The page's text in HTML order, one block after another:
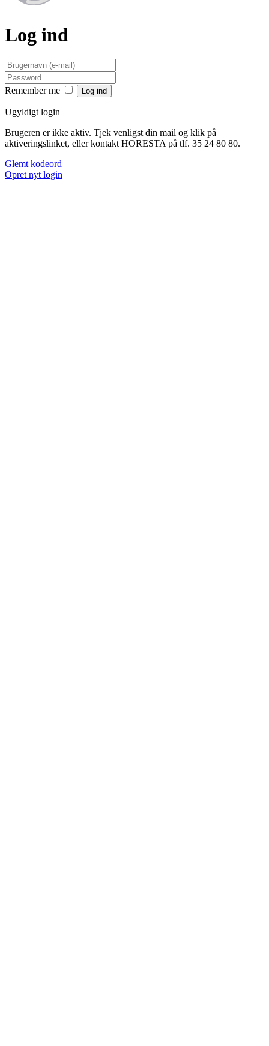
Log ind
Remember me
Ugyldigt login
Brugeren er ikke aktiv. Tjek venligst din mail og klik på
aktiveringslinket, eller kontakt HORESTA på tlf. 35 24 80 80.
Glemt kodeord
Opret nyt login